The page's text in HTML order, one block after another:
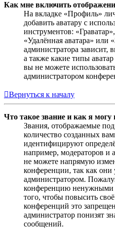
Как мне включить
На вкладке «Профиль»
добавить аватару с
инструментов:
«Удалённая аватара» или
администратора зависит,
а также какие типы
вы не можете
администратором
Вернуться к началу
Что такое звание и как я могу
Звания, отображаемые
количество созданных
идентифицируют
например, модераторов
не можете напрямую
конференции, так как они
администратором.
конференцию ненужными
того, чтобы повысить
конференций это
администратор понизят
сообщений.